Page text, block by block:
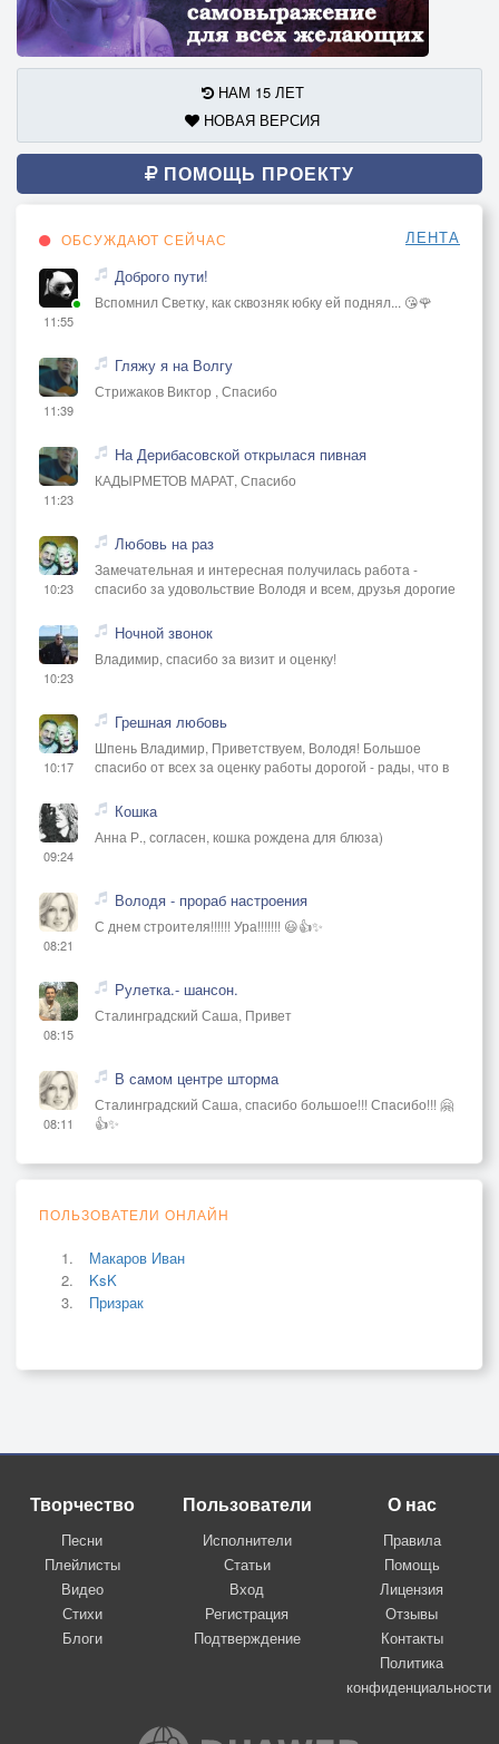
НАМ 15 ЛЕТ
НОВАЯ ВЕРСИЯ
ПОМОЩЬ ПРОЕКТУ
ОБСУЖДАЮТ СЕЙЧАС ЛЕНТА
11:55
Доброго пути!
Вспомнил Светку, как сквозняк юбку ей поднял... 😘🌹
11:39
Гляжу я на Волгу
Стрижаков Виктор , Спасибо
11:23
На Дерибасовской открылася пивная
КАДЫРМЕТОВ МАРАТ, Спасибо
10:23
Любовь на раз
Замечательная и интересная получилась работа -
спасибо за удовольствие Володя и всем, друзья дорогие
10:23
Ночной звонок
Владимир, спасибо за визит и оценку!
10:17
Грешная любовь
Шпень Владимир, Приветствуем, Володя! Большое
спасибо от всех за оценку работы дорогой - рады, что в
09:24
Кошка
Анна Р., согласен, кошка рождена для блюза)
08:21
Володя - прораб настроения
С днем строителя!!!!!! Ура!!!!!!! 😃👍✨
08:15
Рулетка.- шансон.
Сталинградский Саша, Привет
08:11
В самом центре шторма
Сталинградский Саша, спасибо большое!!! Спасибо!!! 🤗
👍✨
ПОЛЬЗОВАТЕЛИ ОНЛАЙН
Макаров Иван
KsK
Призрак
Творчество
Песни
Плейлисты
Видео
Стихи
Блоги
Пользователи
Исполнители
Статьи
Вход
Регистрация
Подтверждение
О нас
Правила
Помощь
Лицензия
Отзывы
Контакты
Политика
конфиденциальности